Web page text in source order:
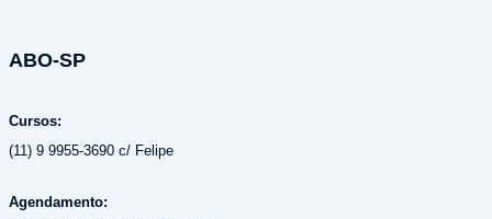
ABO-SP
Cursos:
(11) 9 9955-3690 c/ Felipe
Agendamento: